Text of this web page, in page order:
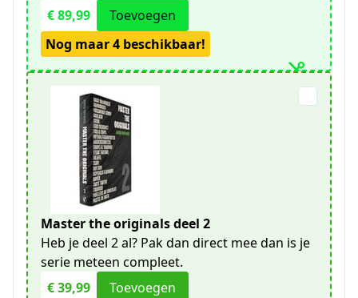
€ 89,99
Toevoegen
Nog maar 4 beschikbaar!
Master the originals deel 2
Heb je deel 2 al? Pak dan direct mee dan is je
serie meteen compleet.
€ 39,99
Toevoegen